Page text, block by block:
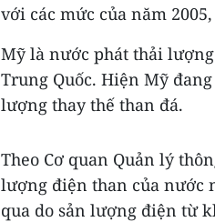
với các mức của năm
Mỹ là nước phát thải
Trung Quốc. Hiện Mỹ
lượng thay thế than đá.
Theo Cơ quan Quản lý
lượng điện than của nước
qua do sản lượng điện từ